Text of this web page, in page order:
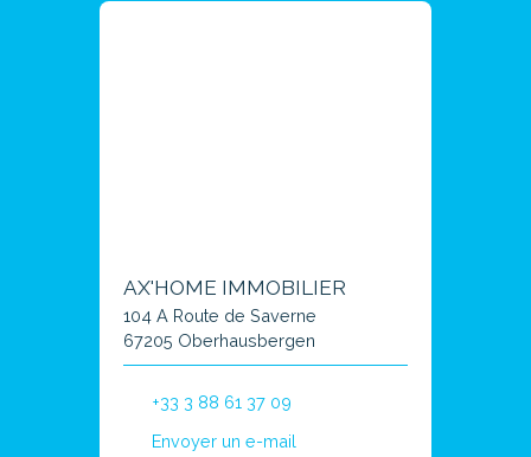
AX'HOME IMMOBILIER
104 A Route de Saverne
67205 Oberhausbergen
+33 3 88 61 37 09
Envoyer un e-mail